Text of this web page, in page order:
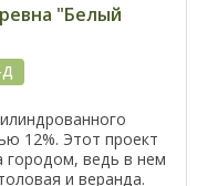
"Белый
Д
12%. Этот проект
городом, ведь в нем
и веранда.